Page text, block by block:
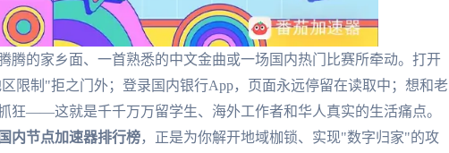
腾的家乡面、一首熟悉的中文金曲或一场国内热门比赛所牵动。打开
限制"拒之门外；登录国内银行App，页面永远停留在读取中；想和老
狂——这就是千千万万留学生、海外工作者和华人真实的生活痛点。
国内节点加速器排行榜，正是为你解开地域枷锁、实现"数字归家"的攻